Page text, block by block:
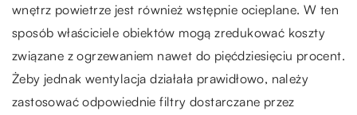
wnętrz powietrze jest również wstępnie ocieplane. W ten
sposób właściciele obiektów mogą zredukować koszty
związane z ogrzewaniem nawet do pięćdziesięciu procent.
Żeby jednak wentylacja działała prawidłowo, należy
zastosować odpowiednie filtry dostarczane przez